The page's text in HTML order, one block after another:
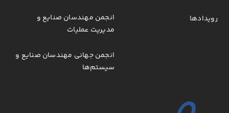
رویدادها
انجمن مهندسان صنایع و
مدیریت عملیات
انجمن جهانی مهندسان صنایع و
سیستم‌ها